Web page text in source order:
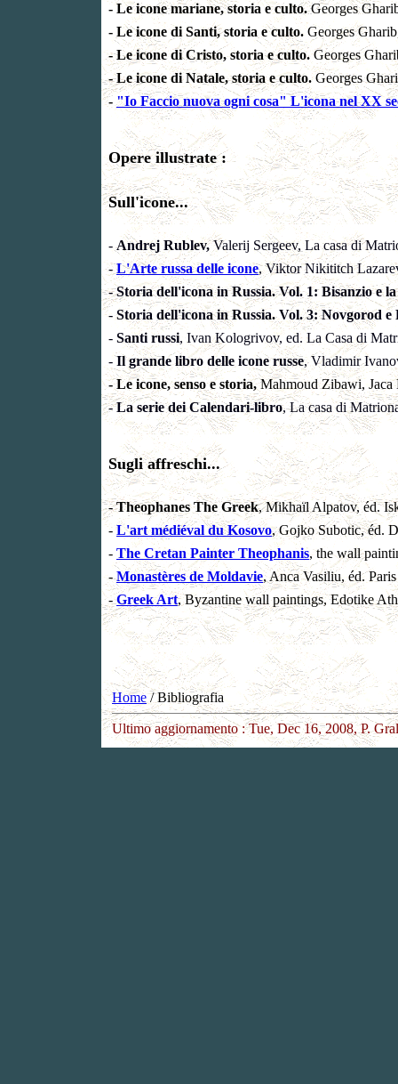
- Le icone mariane, storia e culto.Georges
- Le icone di Santi, storia e culto.Georges
- Le icone di Cristo, storia e culto.Georges
- Le icone di Natale, storia e culto.Georges
- "Io Faccio nuova ogni cosa" L'icona nel XX
Opere illustrate :
Sull'icone...
-Andrej Rublev,Valerij Sergeev, La casa di
-L'Arte russa delle icone, Viktor Nikititch
-Storia dell'icona in Russia. Vol. 1: Bisanzio e
-Storia dell'icona in Russia. Vol. 3: Novgorod e
- Santi russi, Ivan Kologrivov, ed. La Casa di
-Il grande libro delle icone russe, Vladimir
- Le icone, senso e storia,Mahmoud Zibawi, Jaca
-La serie dei Calendari-libro, La casa di
Sugli affreschi...
-Theophanes The Greek, Mikhaïl Alpatov, éd.
-L'art médiéval du Kosovo, Gojko Subotic, éd.
- The Cretan Painter Theophanis, the wall
-Monastères de Moldavie, Anca Vasiliu, éd.
-Greek Art, Byzantine wall paintings, Edotike
Home/ Bibliografia
Ultimo aggiornamento :Tue, Dec 16, 2008, P.